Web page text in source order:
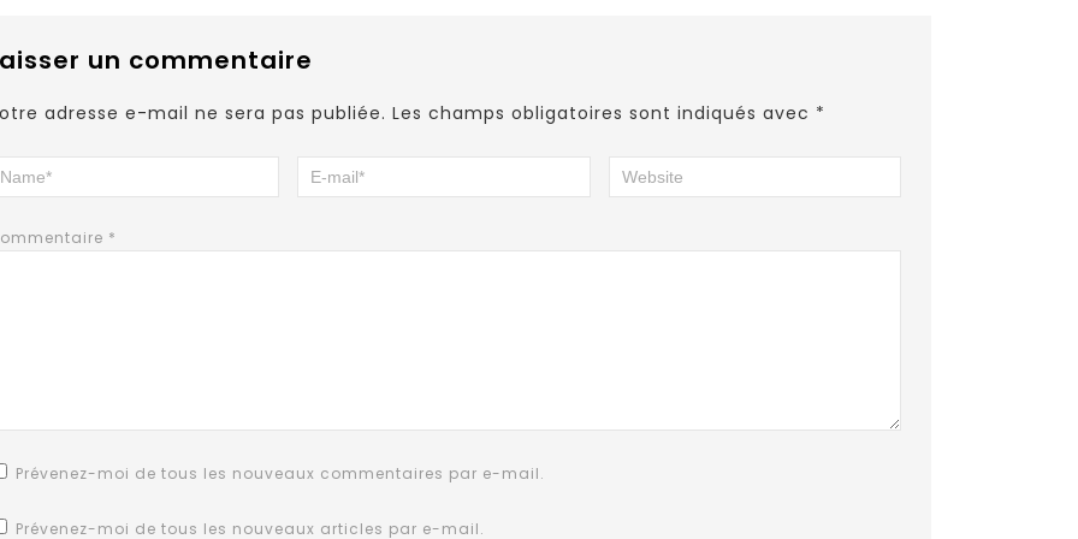
un commentaire
adresse e-mail ne sera pas publiée. Les champs obligatoires sont indiqués avec *
*
Prévenez-moi de tous les nouveaux commentaires par e-mail.
Prévenez-moi de tous les nouveaux articles par e-mail.